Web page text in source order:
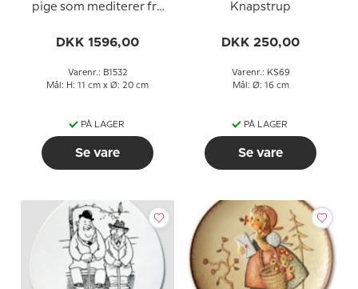
pige som mediterer fra
DKK 1596,00
Varenr.: B1532
Mål: H: 11 cm x Ø: 20 cm
PÅ LAGER
Se vare
Knapstrup
DKK 250,00
Varenr.: KS69
Mål: Ø: 16 cm
PÅ LAGER
Se vare